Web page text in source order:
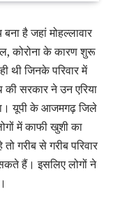
है जहां मोहल्लावार
कोरोना के कारण शुरू
थी जिनके परिवार में
की सरकार ने उन एरिया
यूपी के आजमगढ़ जिले
में काफी खुशी का
गरीब से गरीब परिवार
हैं। इसलिए लोगों ने